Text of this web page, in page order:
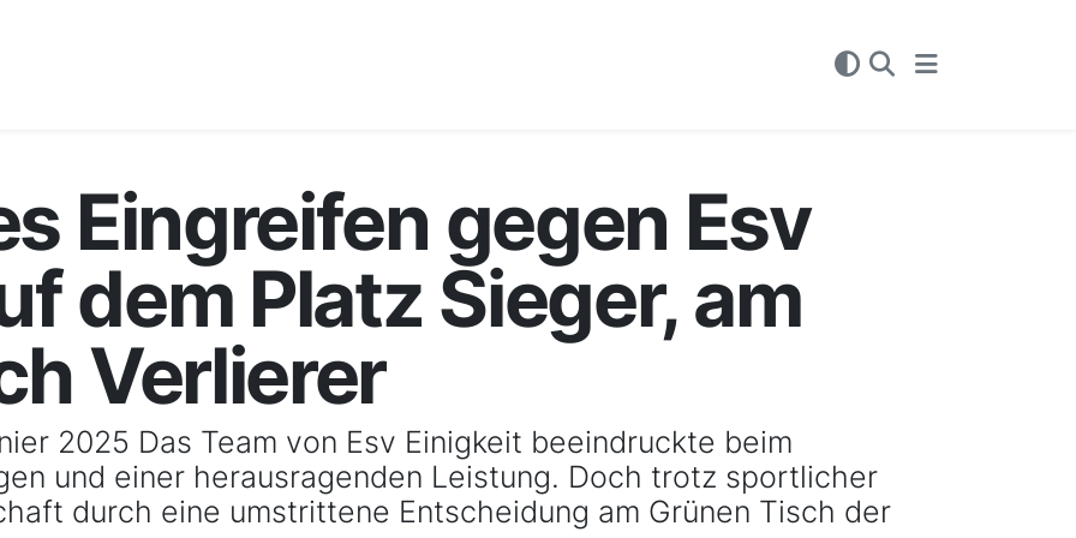
Eingreifen gegen Esv
dem Platz Sieger, am
Verlierer
2025 Das Team von Esv Einigkeit beeindruckte beim
und einer herausragenden Leistung. Doch trotz sportlicher
durch eine umstrittene Entscheidung am Grünen Tisch der